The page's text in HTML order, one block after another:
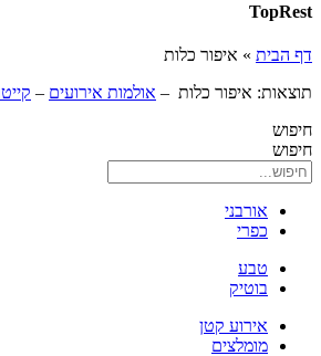
TopRest
דף הבית » איפור כלות
תוצאות: איפור כלות – אולמות אירועים –
חיפוש
חיפוש
אורבני
כפרי
טבע
בוטיק
אירוע קטן
מומלצים